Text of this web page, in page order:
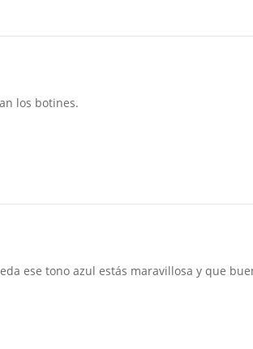
los botines.
ese tono azul estás maravillosa y que